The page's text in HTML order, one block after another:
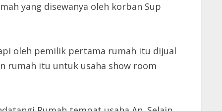
yang disewanya oleh korban Sup
oleh pemilik pertama rumah itu dijual
rumah itu untuk usaha show room